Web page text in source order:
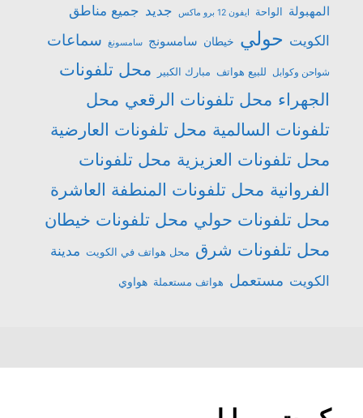
المهبولة الواحة ايفون 12 برو ماكس جديد جميع مناطق
الكويت حولي خيطان سامسونج سامسونغ سماعات
شواحن وكوابل للبيع هواتف مبارك الكبير
محل تلفونات
الجهراء محل تلفونات الرقعي محل
تلفونات السالمية محل تلفونات العارضية
محل تلفونات العزيزية محل تلفونات
الفروانية محل تلفونات المنطفة العاشرة
محل تلفونات حولي محل تلفونات خيطان
محل تلفونات شرق محل هواتف في الكويت مدينة
الكويت مستعمل هواتف مستعملة هواوي